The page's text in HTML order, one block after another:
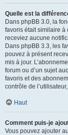
Quelle est la
Dans phpBB 3.0, la
favoris était similaire à
receviez aucune
Dans phpBB 3.3, les
pouvez à présent
mis à jour.
forum ou d’un sujet
favoris et des
contrôle de
Haut
Comment puis-je
Vous pouvez ajouter